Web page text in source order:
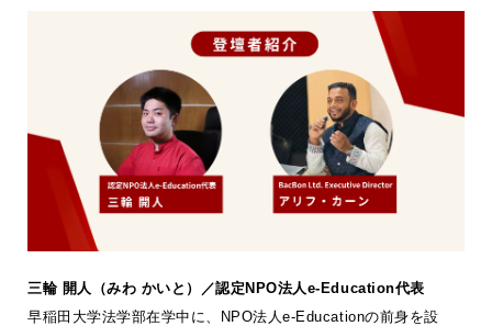
三輪 開人（みわ かい と）／認定NPO法人e-Education代表
早稲田大学法学部在学中に、NPO法人e-Educationの前身を設